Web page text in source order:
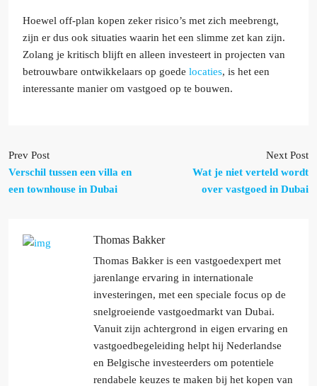
Hoewel off-plan kopen zeker risico’s met zich meebrengt,
zijn er dus ook situaties waarin het een slimme zet kan zijn.
Zolang je kritisch blijft en alleen investeert in projecten van
betrouwbare ontwikkelaars op goede locaties, is het een
interessante manier om vastgoed op te bouwen.
Prev Post
Verschil tussen een villa en
een townhouse in Dubai
Next Post
Wat je niet verteld wordt
over vastgoed in Dubai
Thomas Bakker
Thomas Bakker is een vastgoedexpert met
jarenlange ervaring in internationale
investeringen, met een speciale focus op de
snelgroeiende vastgoedmarkt van Dubai.
Vanuit zijn achtergrond in eigen ervaring en
vastgoedbegeleiding helpt hij Nederlandse
en Belgische investeerders om potentiele
rendabele keuzes te maken bij het kopen van